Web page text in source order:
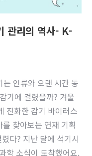
관리의 역사- K-
인류와 오랜 시간 동
기에 걸렸을까? 겨울
진화한 감기 바이러스
찾아보는 연재 기획
다? 지난 달에 석기시
학 소식이 도착했어요.